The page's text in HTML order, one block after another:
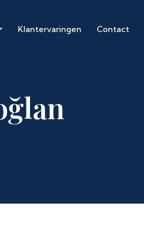
Klantervaringen Contact